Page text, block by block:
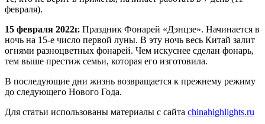
февраля).
15 февраля 2022г. Праздник Фонарей «Дэнцзе». Начинается в
ночь на 15-е число первой луны. В эту ночь весь Китай залит
огнями разноцветных фонарей. Чем искуснее сделан фонарь,
тем выше престиж семьи, которая его изготовила.
В последующие дни жизнь возвращается к прежнему режиму
до следующего Нового Года.
Для статьи использованы материалы с сайта chinahighlights.ru